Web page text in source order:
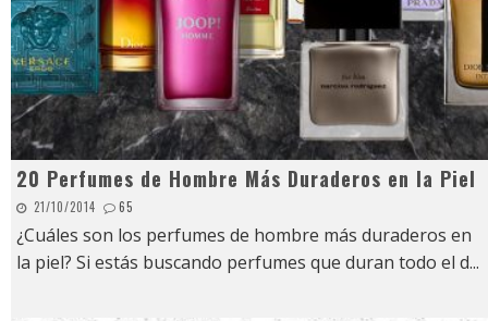
20 Perfumes de Hombre Más Duraderos en la Piel
21/10/2014 65
¿Cuáles son los perfumes de hombre más duraderos en
la piel? Si estás buscando perfumes que duran todo el d...